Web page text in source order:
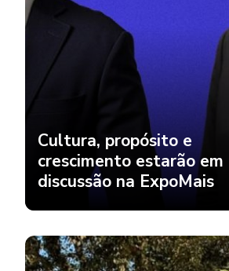
Cultura, propósito e
crescimento estarão em
discussão na ExpoMais